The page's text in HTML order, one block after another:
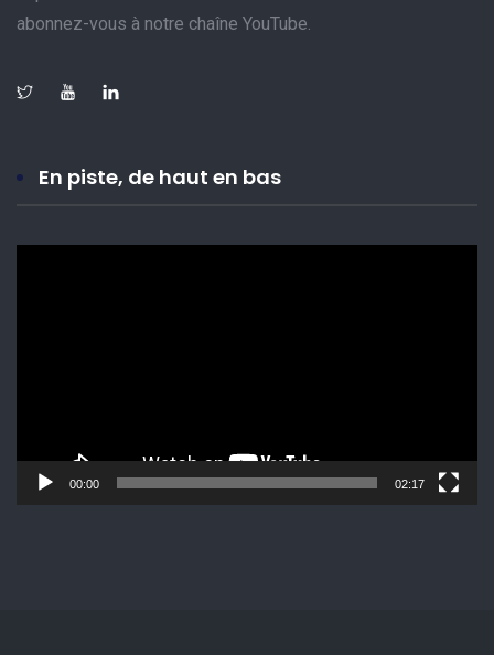
abonnez-vous à notre chaîne YouTube.
En piste, de haut en bas
00:00 02:17